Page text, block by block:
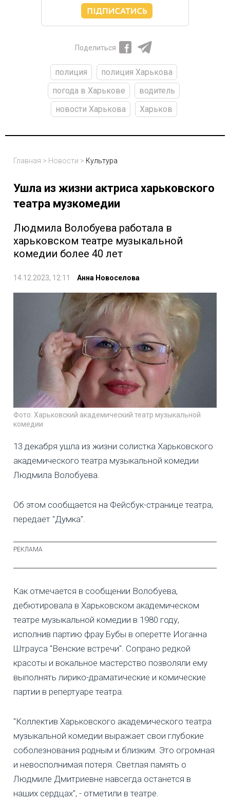
Поделиться
полиция
полиция Харькова
погода в Харькове
водитель
новости Харькова
Харьков
Главная > Новости > Культура
Ушла из жизни актриса харьковского
театра музкомедии
Людмила Волобуева работала в
харьковском театре музыкальной
комедии более 40 лет
14.12.2023, 12:11 Анна Новоселова
Фото: Харьковский академический театр музыкальной
комедии
13 декабря ушла из жизни солистка Харьковского
академического театра музыкальной комедии
Людмила Волобуева.
Об этом сообщается на Фейсбук-странице театра,
передает "Думка".
Как отмечается в сообщении Волобуева,
дебютировала в Харьковском академическом
театре музыкальной комедии в 1980 году,
исполнив партию фрау Бубы в оперетте Иоганна
Штрауса "Венские встречи". Сопрано редкой
красоты и вокальное мастерство позволяли ему
выполнять лирико-драматические и комические
партии в репертуаре театра.
"Коллектив Харьковского академического театра
музыкальной комедии выражает свои глубокие
соболезнования родным и близким. Это огромная
и невосполнимая потеря. Светлая память о
Людмиле Дмитриевне навсегда останется в
наших сердцах", - отметили в театре.